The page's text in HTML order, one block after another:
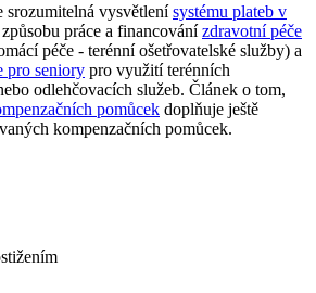
srozumitelná vysvětlenísystému plateb v
způsobu práce a financovánízdravotní péče
péče - terénní ošetřovatelské služby) a
pro seniory pro využití terénních
odlehčovacích služeb. Článek o tom,
pomůcek doplňuje ještě
kompenzačních pomůcek.